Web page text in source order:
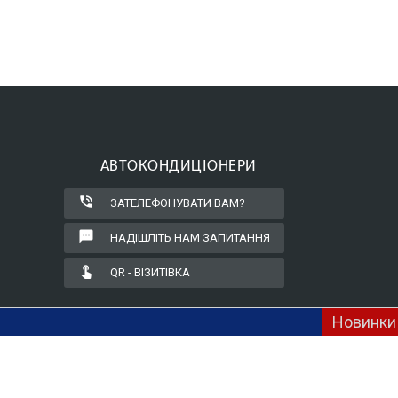
АВТОКОНДИЦІОНЕРИ
phone_in_talk ЗАТЕЛЕФОНУВАТИ ВАМ?
textsms НАДІШЛІТЬ НАМ ЗАПИТАННЯ
touch_app QR - ВІЗИТІВКА
Новинки